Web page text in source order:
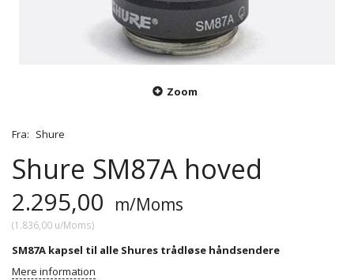
Zoom
Fra: Shure
Shure SM87A hoved
2.295,00 m/Moms
(1.836,00 u/Moms)
SM87A kapsel til alle Shures trådløse håndsendere
Mere information